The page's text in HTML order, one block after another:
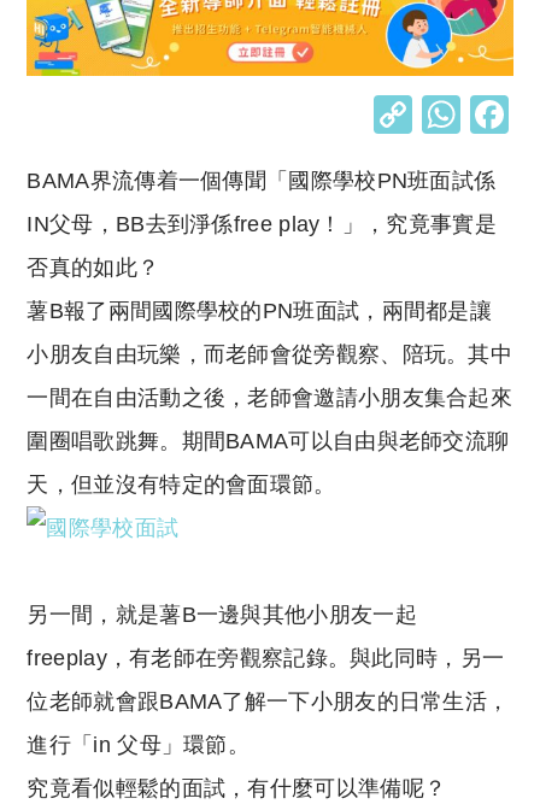
C
p
y
n
k
W
at
s
p
p
BAMA界流傳着一個傳聞「國際學校PN班面試係
IN父母，BB去到淨係free play！」，究竟事實是
否真的如此？
薯B報了兩間國際學校的PN班面試，兩間都是讓
小朋友自由玩樂，而老師會從旁觀察、陪玩。其中
一間在自由活動之後，老師會邀請小朋友集合起來
圍圈唱歌跳舞。期間BAMA可以自由與老師交流聊
天，但並沒有特定的會面環節。
另一間，就是薯B一邊與其他小朋友一起
freeplay，有老師在旁觀察記錄。與此同時，另一
位老師就會跟BAMA了解一下小朋友的日常生活，
進行「in 父母」環節。
究竟看似輕鬆的面試，有什麼可以準備呢？